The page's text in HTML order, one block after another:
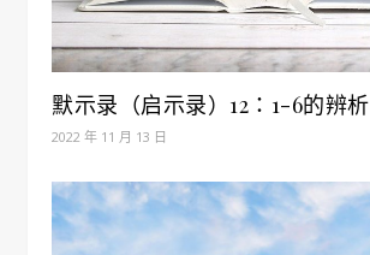
默示录（启示录）12：1-6的辨析
2022 年 11 月 13 日